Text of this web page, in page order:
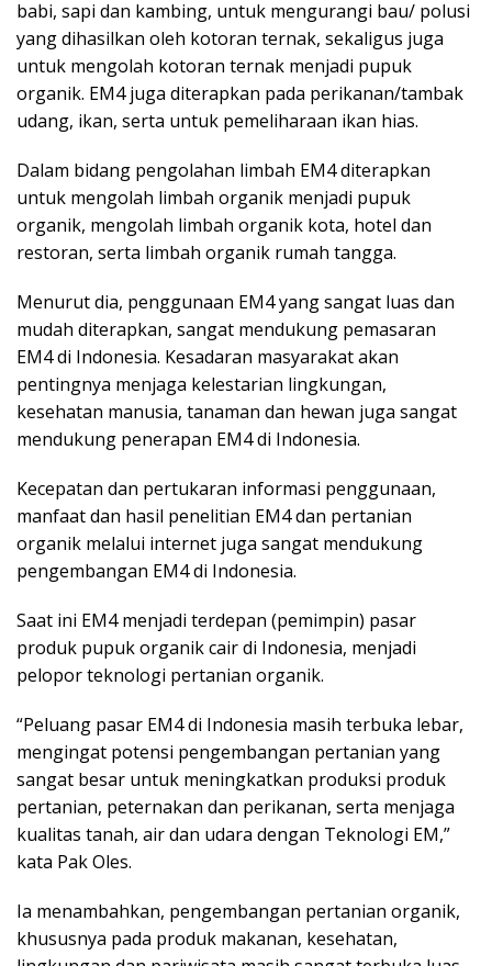
babi, sapi dan kambing, untuk mengurangi bau/ polusi
yang dihasilkan oleh kotoran ternak, sekaligus juga
untuk mengolah kotoran ternak menjadi pupuk
organik. EM4 juga diterapkan pada perikanan/tambak
udang, ikan, serta untuk pemeliharaan ikan hias.
Dalam bidang pengolahan limbah EM4 diterapkan
untuk mengolah limbah organik menjadi pupuk
organik, mengolah limbah organik kota, hotel dan
restoran, serta limbah organik rumah tangga.
Menurut dia, penggunaan EM4 yang sangat luas dan
mudah diterapkan, sangat mendukung pemasaran
EM4 di Indonesia. Kesadaran masyarakat akan
pentingnya menjaga kelestarian lingkungan,
kesehatan manusia, tanaman dan hewan juga sangat
mendukung penerapan EM4 di Indonesia.
Kecepatan dan pertukaran informasi penggunaan,
manfaat dan hasil penelitian EM4 dan pertanian
organik melalui internet juga sangat mendukung
pengembangan EM4 di Indonesia.
Saat ini EM4 menjadi terdepan (pemimpin) pasar
produk pupuk organik cair di Indonesia, menjadi
pelopor teknologi pertanian organik.
“Peluang pasar EM4 di Indonesia masih terbuka lebar,
mengingat potensi pengembangan pertanian yang
sangat besar untuk meningkatkan produksi produk
pertanian, peternakan dan perikanan, serta menjaga
kualitas tanah, air dan udara dengan Teknologi EM,”
kata Pak Oles.
Ia menambahkan, pengembangan pertanian organik,
khususnya pada produk makanan, kesehatan,